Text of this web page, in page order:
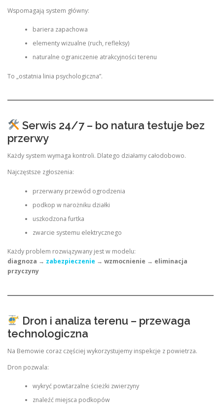
Wspomagają system główny:
bariera zapachowa
elementy wizualne (ruch, refleksy)
naturalne ograniczenie atrakcyjności terenu
To „ostatnia linia psychologiczna”.
Serwis 24/7 – bo natura testuje bez
przerwy
Każdy system wymaga kontroli. Dlatego działamy całodobowo.
Najczęstsze zgłoszenia:
przerwany przewód ogrodzenia
podkop w narożniku działki
uszkodzona furtka
zwarcie systemu elektrycznego
Każdy problem rozwiązywany jest w modelu:
diagnoza → zabezpieczenie → wzmocnienie → eliminacja
przyczyny
Dron i analiza terenu – przewaga
technologiczna
Na Bemowie coraz częściej wykorzystujemy inspekcje z powietrza.
Dron pozwala:
wykryć powtarzalne ścieżki zwierzyny
znaleźć miejsca podkopów